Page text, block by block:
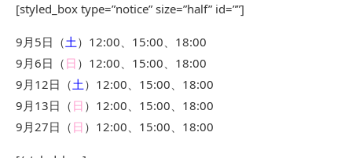
[styled_box type=”notice” size=”half” id=””]
9月5日（土）12:00、15:00、18:00
9月6日（ 日 ）12:00、15:00、18:00
9月12日（土）12:00、15:00、18:00
9月13日（ 日 ）12:00、15:00、18:00
9月27日（ 日 ）12:00、15:00、18:00